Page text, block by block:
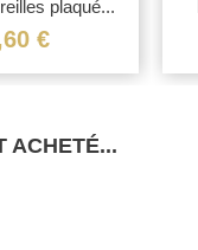
plaqué...
€
ACHETÉ...